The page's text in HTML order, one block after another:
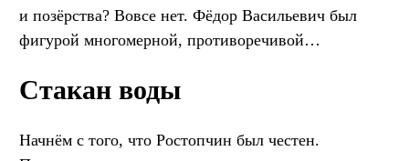
и позёрства? Вовсе нет. Фёдор Васильевич был
фигурой многомерной, противоречивой…
Стакан воды
Начнём с того, что Ростопчин был честен.